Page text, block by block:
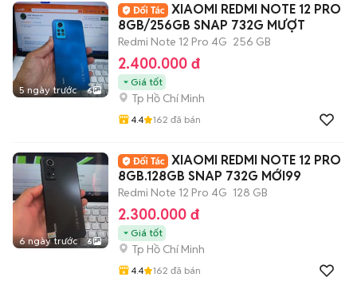
5 ngày trước 6
XIAOMI REDMI NOTE 12 PRO
8GB/256GB SNAP 732G MƯỢT
Redmi Note 12 Pro 4G 256 GB
2.400.000 đ
Giá tốt
Tp Hồ Chí Minh
4.4 162 đã bán
6 ngày trước 6
XIAOMI REDMI NOTE 12 PRO
8GB.128GB SNAP 732G MỚI99
Redmi Note 12 Pro 4G 128 GB
2.300.000 đ
Giá tốt
Tp Hồ Chí Minh
4.4 162 đã bán